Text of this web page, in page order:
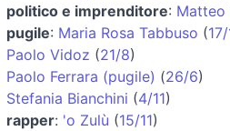
politico e imprenditore: Matteo
pugile: Maria Rosa Tabbuso (17/
Paolo Vidoz (21/8)
Paolo Ferrara (pugile) (26/6)
Stefania Bianchini (4/11)
rapper: 'o Zulù (15/11)